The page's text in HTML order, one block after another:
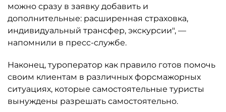
можно сразу в заявку добавить и
дополнительные: расширенная страховка,
индивидуальный трансфер, экскурсии", —
напомнили в пресс-службе.
Наконец, туроператор как правило готов помочь
своим клиентам в различных форсмажорных
ситуациях, которые самостоятельные туристы
вынуждены разрешать самостоятельно.